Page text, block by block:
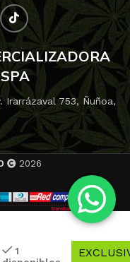
Irarrázaval 753, Ñuñoa,
2026
1
10% de